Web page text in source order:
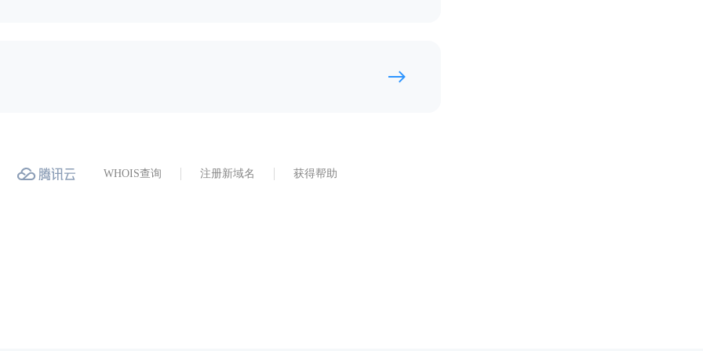
WHOIS查询 注册新域名 获得帮助